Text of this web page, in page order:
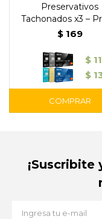
Preservativos
Tachonados x3 –
$ 169
$
$
¡Suscribite